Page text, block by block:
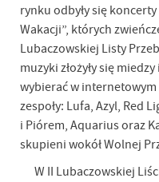
rynku odbyły się
Wakacji”, których
Lubaczowskiej Listy
muzyki złożyły się
wybierać w internetowym
zespoły: Lufa, Azyl, Red
i Piórem, Aquarius oraz
skupieni wokół Wolnej
W II Lubaczowskiej